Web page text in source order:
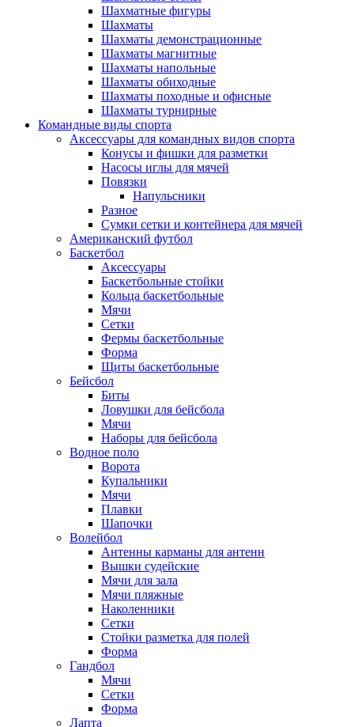
Шахматные фигуры
Шахматы
Шахматы демонстрационные
Шахматы магнитные
Шахматы напольные
Шахматы обиходные
Шахматы походные и офисные
Шахматы турнирные
Командные виды спорта
Аксессуары для командных видов спорта
Конусы и фишки для разметки
Насосы иглы для мячей
Повязки
Напульсники
Разное
Сумки сетки и контейнера для мячей
Американский футбол
Баскетбол
Аксессуары
Баскетбольные стойки
Кольца баскетбольные
Мячи
Сетки
Фермы баскетбольные
Форма
Щиты баскетбольные
Бейсбол
Биты
Ловушки для бейсбола
Мячи
Наборы для бейсбола
Водное поло
Ворота
Купальники
Мячи
Плавки
Шапочки
Волейбол
Антенны карманы для антенн
Вышки судейские
Мячи для зала
Мячи пляжные
Наколенники
Сетки
Стойки разметка для полей
Форма
Гандбол
Мячи
Сетки
Форма
Лапта